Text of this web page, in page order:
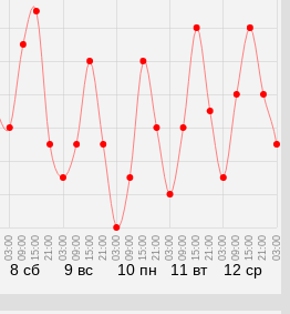
8 сб
03:00 09:00 15:00 21:00
9 вс
03:00 09:00 15:00 21:00
10 пн
03:00 09:00 15:00 21:00
11 вт
03:00 09:00 15:00 21:00
12 ср
03:00 09:00 15:00 21:00 03:00